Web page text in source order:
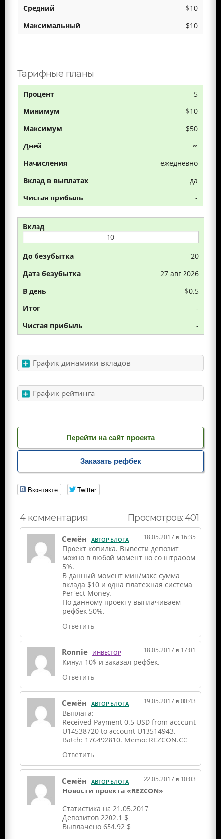
$10
$10
Тарифные планы
5
$10
$50
∞
ежедневно
да
-
20
27 авг 2026
$0.5
-
-
График динамики вкладов
График рейтинга
Перейти на сайт проекта
Заказать рефбек
Вконтакте Twitter
Просмотров: 401
4 комментария
Семён АВТОР БЛОГА 18.05.2017 в 16:35
Проект копилка. Вывести депозит
можно в любой момент но со штрафом
5%.
В данный момент мин/макс сумма
вклада $10 и одна платежная система
Perfect Money.
По данному проекту выплачиваем
рефбек 50%.
Ответить
Ronnie ИНВЕСТОР 18.05.2017 в 17:01
Кинул 10$ и заказал рефбек.
Ответить
Семён АВТОР БЛОГА 19.05.2017 в 00:43
Выплата:
Received Payment 0.5 USD from account
U14538720 to account U13514943.
Batch: 176492810. Memo: REZCON.CC
Ответить
Семён АВТОР БЛОГА 22.05.2017 в 10:03
Новости проекта «REZCON»
Статистика на 21.05.2017
Депозитов 2202.1 $
Выплачено 654.92 $